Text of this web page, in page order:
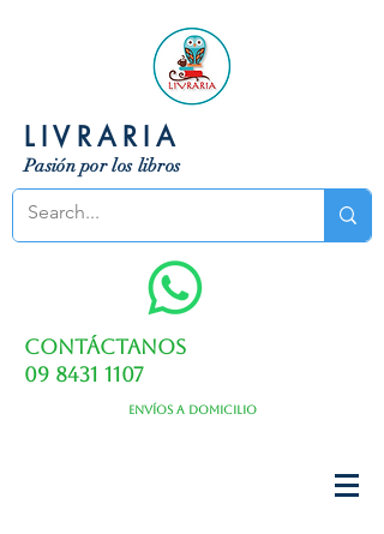
LIVRARIA
Pasión por los libros
Contáctanos
09 8431 1107
Envíos a domicilio